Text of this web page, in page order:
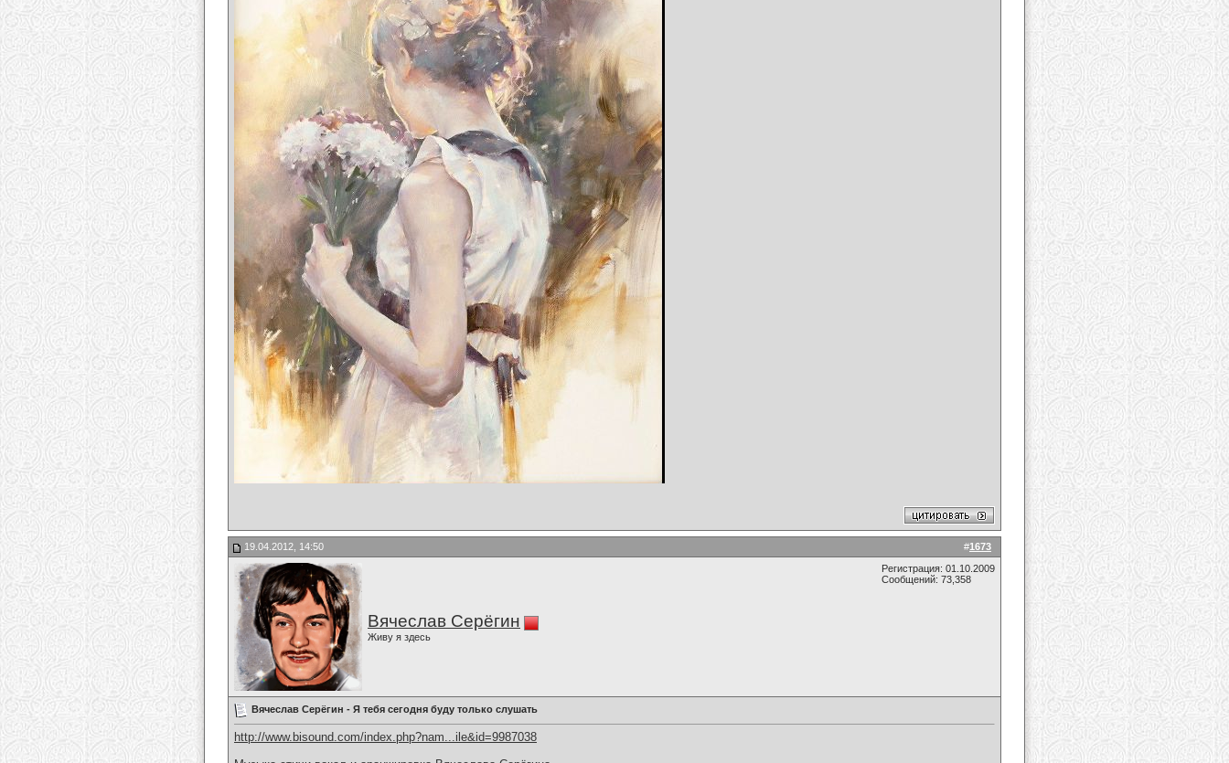
#1673
19.04.2012, 14:50
Вячеслав Серёгин
Живу я здесь
Регистрация: 01.10.2009
Сообщений: 73,358
Вячеслав Серёгин - Я тебя сегодня буду только слушать
http://www.bisound.com/index.php?nam...ile&id=9987038